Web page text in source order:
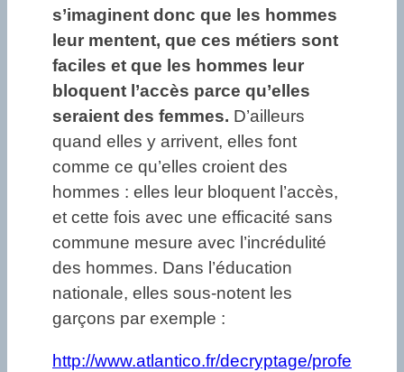
s’imaginent donc que les hommes
leur mentent, que ces métiers sont
faciles et que les hommes leur
bloquent l’accès parce qu’elles
seraient des femmes. D’ailleurs
quand elles y arrivent, elles font
comme ce qu’elles croient des
hommes : elles leur bloquent l’accès,
et cette fois avec une efficacité sans
commune mesure avec l’incrédulité
des hommes. Dans l’éducation
nationale, elles sous-notent les
garçons par exemple :
http://www.atlantico.fr/decryptage/profe